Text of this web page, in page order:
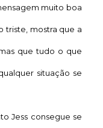
muito boa
triste, mostra que a
que tudo o que
situação se
Jess consegue se